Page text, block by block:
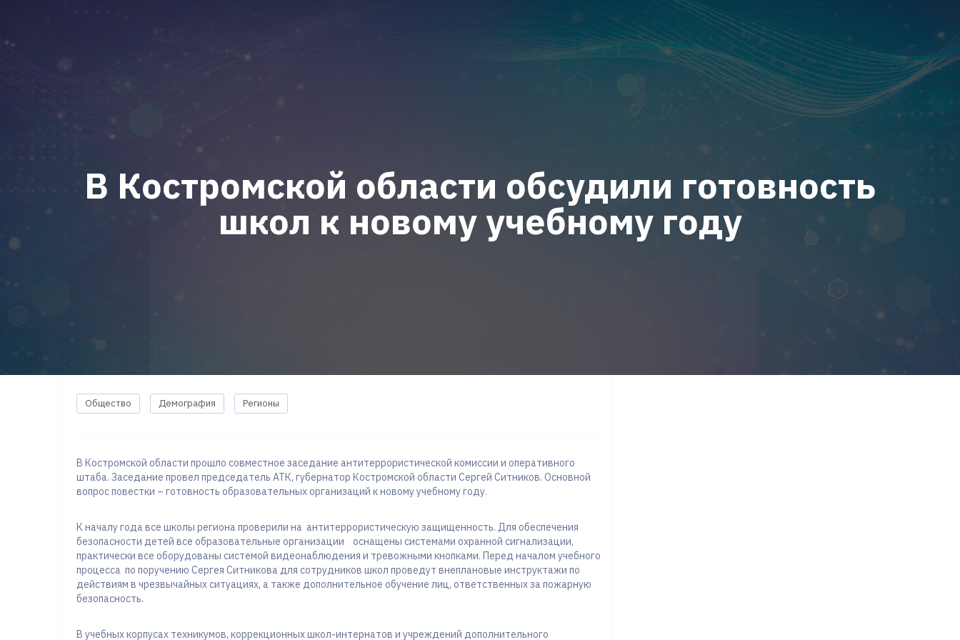
В Костромской области обсудили готовность
школ к новому учебному году
Общество Демография Регионы
В Костромской области прошло совместное заседание антитеррористической комиссии и оперативного
штаба. Заседание провел председатель АТК, губернатор Костромской области Сергей Ситников. Основной
вопрос повестки – готовность образовательных организаций к новому учебному году.
К началу года все школы региона проверили на антитеррористическую защищенность. Для обеспечения
безопасности детей все образовательные организации оснащены системами охранной сигнализации,
практически все оборудованы системой видеонаблюдения и тревожными кнопками. Перед началом учебного
процесса по поручению Сергея Ситникова для сотрудников школ проведут внеплановые инструктажи по
действиям в чрезвычайных ситуациях, а также дополнительное обучение лиц, ответственных за пожарную
безопасность.
В учебных корпусах техникумов, коррекционных школ-интернатов и учреждений дополнительного